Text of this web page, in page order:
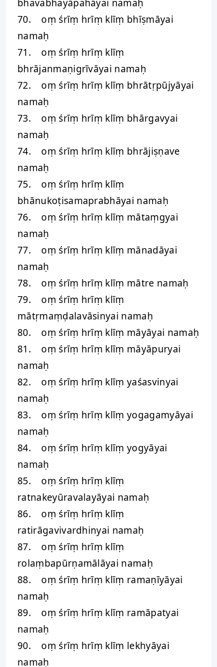
bhavabhayāpahāyai namaḥ
70. oṃ śrīṃ hrīṃ klīṃ bhīṣmāyai
namaḥ
71. oṃ śrīṃ hrīṃ klīṃ
bhrājanmaṇigrīvāyai namaḥ
72. oṃ śrīṃ hrīṃ klīṃ bhrātṛpūjyāyai
namaḥ
73. oṃ śrīṃ hrīṃ klīṃ bhārgavyai
namaḥ
74. oṃ śrīṃ hrīṃ klīṃ bhrājiṣṇave
namaḥ
75. oṃ śrīṃ hrīṃ klīṃ
bhānukoṭisamaprabhāyai namaḥ
76. oṃ śrīṃ hrīṃ klīṃ mātaṃgyai
namaḥ
77. oṃ śrīṃ hrīṃ klīṃ mānadāyai
namaḥ
78. oṃ śrīṃ hrīṃ klīṃ mātre namaḥ
79. oṃ śrīṃ hrīṃ klīṃ
mātṛmaṃḍalavāsinyai namaḥ
80. oṃ śrīṃ hrīṃ klīṃ māyāyai namaḥ
81. oṃ śrīṃ hrīṃ klīṃ māyāpuryai
namaḥ
82. oṃ śrīṃ hrīṃ klīṃ yaśasvinyai
namaḥ
83. oṃ śrīṃ hrīṃ klīṃ yogagamyāyai
namaḥ
84. oṃ śrīṃ hrīṃ klīṃ yogyāyai
namaḥ
85. oṃ śrīṃ hrīṃ klīṃ
ratnakeyūravalayāyai namaḥ
86. oṃ śrīṃ hrīṃ klīṃ
ratirāgavivardhinyai namaḥ
87. oṃ śrīṃ hrīṃ klīṃ
rolaṃbapūrṇamālāyai namaḥ
88. oṃ śrīṃ hrīṃ klīṃ ramaṇīyāyai
namaḥ
89. oṃ śrīṃ hrīṃ klīṃ ramāpatyai
namaḥ
90. oṃ śrīṃ hrīṃ klīṃ lekhyāyai
namaḥ